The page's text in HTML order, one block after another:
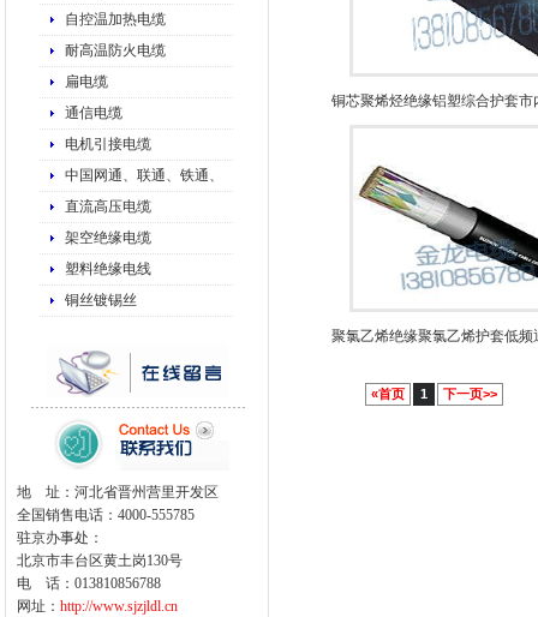
自控温加热电缆
耐高温防火电缆
扁电缆
通信电缆
电机引接电缆
中国网通、联通、铁通、
直流高压电缆
架空绝缘电缆
塑料绝缘电线
铜丝镀锡丝
地 址：河北省晋州营里开发区
全国销售电话：4000-555785
驻京办事处：
北京市丰台区黄土岗130号
电 话：013810856788
网址： http://www.sjzjldl.cn
铜芯聚烯烃绝缘铝塑综合护套市
聚氯乙烯绝缘聚氯乙烯护套低频
«首页 1 下一页>>